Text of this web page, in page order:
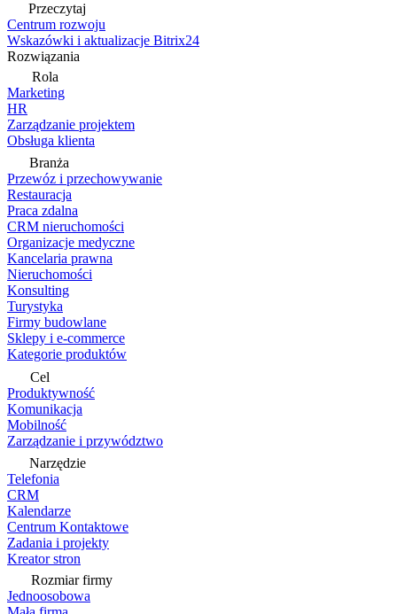
Przeczytaj
Centrum rozwoju
Wskazówki i aktualizacje Bitrix24
Rozwiązania
Rola
Marketing
HR
Zarządzanie projektem
Obsługa klienta
Branża
Przewóz i przechowywanie
Restauracja
Praca zdalna
CRM nieruchomości
Organizacje medyczne
Kancelaria prawna
Nieruchomości
Konsulting
Turystyka
Firmy budowlane
Sklepy i e-commerce
Kategorie produktów
Cel
Produktywność
Komunikacja
Mobilność
Zarządzanie i przywództwo
Narzędzie
Telefonia
CRM
Kalendarze
Centrum Kontaktowe
Zadania i projekty
Kreator stron
Rozmiar firmy
Jednoosobowa